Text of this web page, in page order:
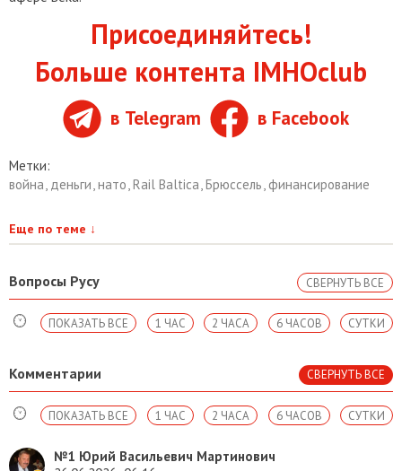
Присоединяйтесь!
Больше контента IMHOclub
в Telegram в Facebook
Метки:
война деньги нато Rail Baltica Брюссель финансирование
Еще по теме ↓
Вопросы Русу СВЕРНУТЬ ВСЕ
СУТКИ
6 ЧАСОВ
2 ЧАСА
1 ЧАС
ПОКАЗАТЬ ВСЕ
Комментарии СВЕРНУТЬ ВСЕ
СУТКИ
6 ЧАСОВ
2 ЧАСА
1 ЧАС
ПОКАЗАТЬ ВСЕ
№1 Юрий Васильевич Мартинович